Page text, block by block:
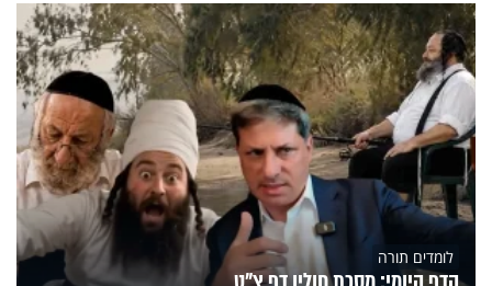
לומדים תורה